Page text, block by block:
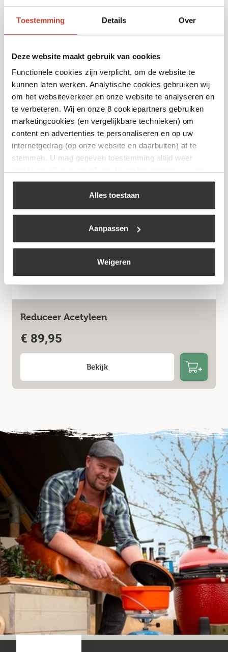
Toestemming Details Over
Deze website maakt gebruik van cookies
Functionele cookies zijn verplicht, om de website te
kunnen laten werken. Analytische cookies gebruiken wij
om het websiteverkeer en onze website te analyseren en
te verbeteren. Wij en onze 8 cookiepartners gebruiken
marketingcookies (en vergelijkbare technieken) om
content en advertenties te personaliseren en op uw
internetgedrag (op onze website en daarbuiten) af te
stemmen. U mag gegeven toestemming altijd weer
uw keuze op onze website verwijzen wij u naar ons
Alles toestaan
Aanpassen
Weigeren
Reduceer Zuurstof
€79,95
Bekijk
Reduceer Acetyleen
€ 89,95
Bekijk